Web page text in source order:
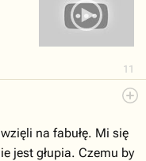
11
na fabułę. Mi się
jest głupia. Czemu by